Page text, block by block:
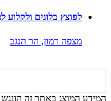
לפוצץ בלונים
מצפה רמון, הר הנגב
המידע המוצג באתר זה